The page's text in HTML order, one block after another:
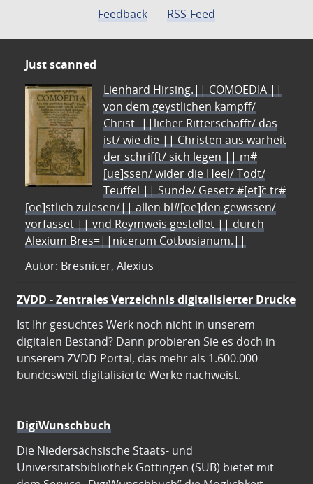
Feedback
RSS-Feed
Just scanned
Lienhard Hirsing.|| COMOEDIA ||
von dem geystlichen kampff/
Christ=||licher Ritterschafft/ das
ist/ wie die || Christen aus warheit
der schrifft/ sich legen || m#
[ue]ssen/ wider die Heel/ Todt/
Teuffel || Sünde/ Gesetz #[et]c̃ tr#
[oe]stlich zulesen/|| allen bl#[oe]den gewissen/
vorfasset || vnd Reymweis gestellet || durch
Alexium Bres=||nicerum Cotbusianum.||
Autor: Bresnicer, Alexius
ZVDD - Zentrales Verzeichnis digitalisierter Drucke
Ist Ihr gesuchtes Werk noch nicht in unserem
digitalen Bestand? Dann probieren Sie es doch in
unserem ZVDD Portal, das mehr als 1.600.000
bundesweit digitalisierte Werke nachweist.
DigiWunschbuch
Die Niedersächsische Staats- und
Universitätsbibliothek Göttingen (SUB) bietet mit